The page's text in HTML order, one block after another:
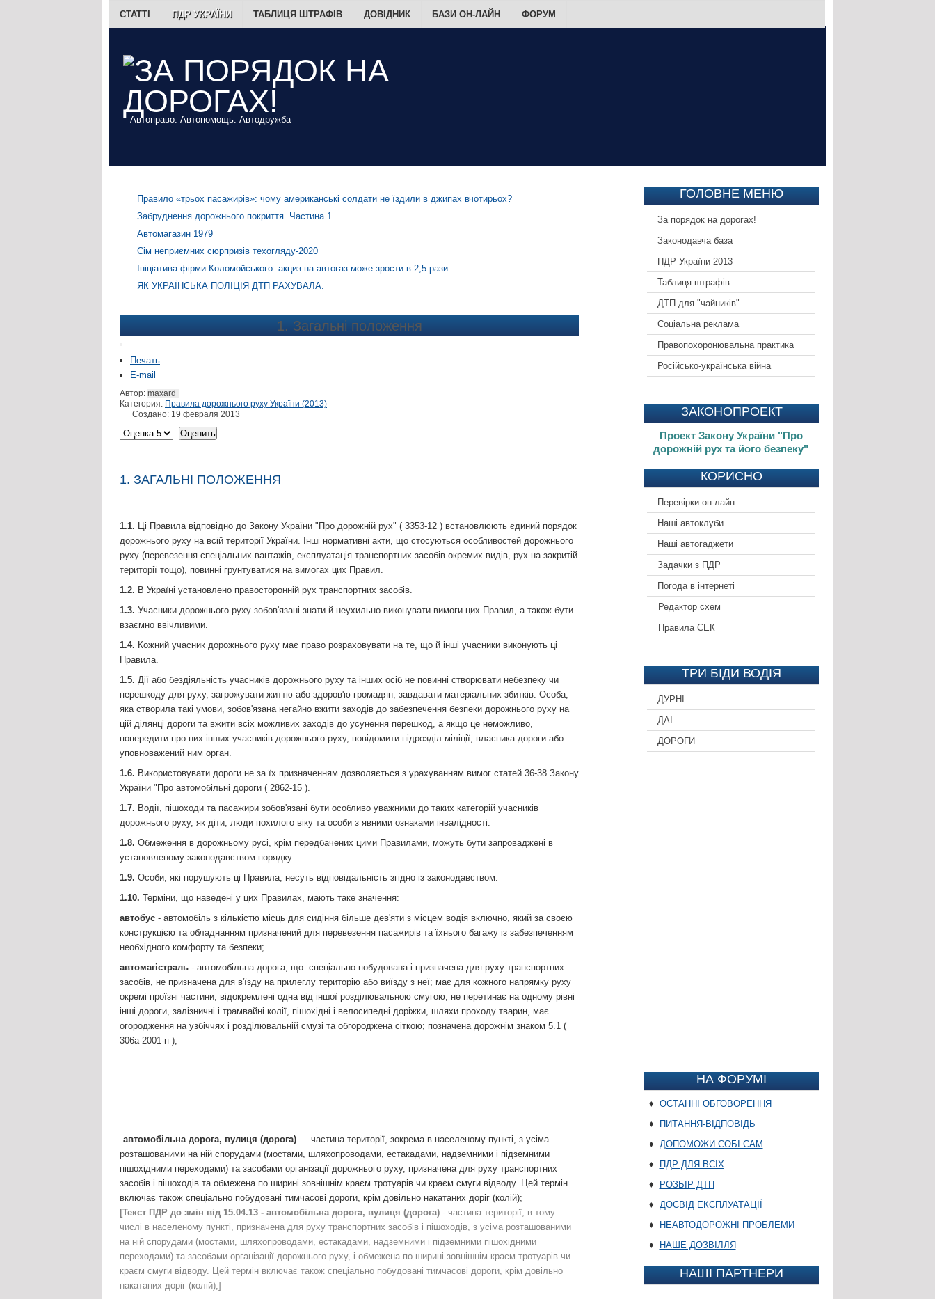
Автоправо. Автопомощь. Автодружба
СТАТТІ ПДР УКРАЇНИ ТАБЛИЦЯ ШТРАФІВ ДОВІДНИК БАЗИ ОН-ЛАЙН ФОРУМ
Правило «трьох пасажирів»: чому американські солдати не їздили в джипах вчотирьох?
Забруднення дорожнього покриття. Частина 1.
Автомагазин 1979
Сім неприємних сюрпризів техогляду-2020
Ініціатива фірми Коломойського: акциз на автогаз може зрости в 2,5 рази
ЯК УКРАЇНСЬКА ПОЛІЦІЯ ДТП РАХУВАЛА.
1. Загальні положення
Печать
E-mail
Автор: maxard
Категория:
Правила дорожнього руху України (2013)
Создано: 19 февраля 2013
1. ЗАГАЛЬНІ ПОЛОЖЕННЯ
1.1. Ці Правила відповідно до Закону України "Про дорожній рух" ( 3353-12 ) встановлюють єдиний порядок
дорожнього руху на всій території України. Інші нормативні акти, що стосуються особливостей дорожнього
руху (перевезення спеціальних вантажів, експлуатація транспортних засобів окремих видів, рух на закритій
території тощо), повинні грунтуватися на вимогах цих Правил.
1.2. В Україні установлено правосторонній рух транспортних засобів.
1.3. Учасники дорожнього руху зобов'язані знати й неухильно виконувати вимоги цих Правил, а також бути
взаємно ввічливими.
1.4. Кожний учасник дорожнього руху має право розраховувати на те, що й інші учасники виконують ці
Правила.
1.5. Дії або бездіяльність учасників дорожнього руху та інших осіб не повинні створювати небезпеку чи
перешкоду для руху, загрожувати життю або здоров'ю громадян, завдавати матеріальних збитків. Особа,
яка створила такі умови, зобов'язана негайно вжити заходів до забезпечення безпеки дорожнього руху на
цій ділянці дороги та вжити всіх можливих заходів до усунення перешкод, а якщо це неможливо,
попередити про них інших учасників дорожнього руху, повідомити підрозділ міліції, власника дороги або
уповноважений ним орган.
1.6. Використовувати дороги не за їх призначенням дозволяється з урахуванням вимог статей 36-38 Закону
України "Про автомобільні дороги ( 2862-15 ).
1.7. Водії, пішоходи та пасажири зобов'язані бути особливо уважними до таких категорій учасників
дорожнього руху, як діти, люди похилого віку та особи з явними ознаками інвалідності.
1.8. Обмеження в дорожньому русі, крім передбачених цими Правилами, можуть бути запроваджені в
установленому законодавством порядку.
1.9. Особи, які порушують ці Правила, несуть відповідальність згідно із законодавством.
1.10. Терміни, що наведені у цих Правилах, мають таке значення:
автобус - автомобіль з кількістю місць для сидіння більше дев'яти з місцем водія включно, який за своєю
конструкцією та обладнанням призначений для перевезення пасажирів та їхнього багажу із забезпеченням
необхідного комфорту та безпеки;
автомагістраль - автомобільна дорога, що: спеціально побудована і призначена для руху транспортних
засобів, не призначена для в'їзду на прилеглу територію або виїзду з неї; має для кожного напрямку руху
окремі проїзні частини, відокремлені одна від іншої розділювальною смугою; не перетинає на одному рівні
інші дороги, залізничні і трамвайні колії, пішохідні і велосипедні доріжки, шляхи проходу тварин, має
огородження на узбіччях і розділювальній смузі та обгороджена сіткою; позначена дорожнім знаком 5.1 (
306а-2001-п );
автомобільна дорога, вулиця (дорога) — частина території, зокрема в населеному пункті, з усіма
розташованими на ній спорудами (мостами, шляхопроводами, естакадами, надземними і підземними
пішохідними переходами) та засобами організації дорожнього руху, призначена для руху транспортних
засобів і пішоходів та обмежена по ширині зовнішнім краєм тротуарів чи краєм смуги відводу. Цей термін
включає також спеціально побудовані тимчасові дороги, крім довільно накатаних доріг (колій);
[Текст ПДР до змін від 15.04.13 - автомобільна дорога, вулиця (дорога) - частина території, в тому
числі в населеному пункті, призначена для руху транспортних засобів і пішоходів, з усіма розташованими
на ній спорудами (мостами, шляхопроводами, естакадами, надземними і підземними пішохідними
переходами) та засобами організації дорожнього руху, і обмежена по ширині зовнішнім краєм тротуарів чи
краєм смуги відводу. Цей термін включає також спеціально побудовані тимчасові дороги, крім довільно
накатаних доріг (колій);]
ГОЛОВНЕ МЕНЮ
За порядок на дорогах!
Законодавча база
ПДР України 2013
Таблиця штрафів
ДТП для "чайників"
Соціальна реклама
Правопохоронювальна практика
Російсько-українська війна
ЗАКОНОПРОЕКТ
Проект Закону України "Про
дорожній рух та його безпеку"
КОРИСНО
Перевірки он-лайн
Наші автоклуби
Наші автогаджети
Задачки з ПДР
Погода в інтернеті
Редактор схем
Правила ЄЕК
ТРИ БІДИ ВОДІЯ
ДУРНІ
ДАІ
ДОРОГИ
НА ФОРУМІ
♦ ОСТАННІ ОБГОВОРЕННЯ
♦
ПИТАННЯ-ВІДПОВІДЬ
♦ ДОПОМОЖИ СОБІ САМ
♦
ПДР ДЛЯ ВСІХ
♦
РОЗБІР ДТП
♦ ДОСВІД ЕКСПЛУАТАЦІЇ
♦
НЕАВТОДОРОЖНІ ПРОБЛЕМИ
♦
НАШЕ ДОЗВІЛЛЯ
НАШІ ПАРТНЕРИ